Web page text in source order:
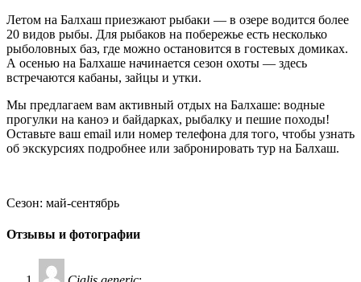
Летом на Балхаш приезжают рыбаки — в озере водится более
20 видов рыбы. Для рыбаков на побережье есть несколько
рыболовных баз, где можно остановится в гостевых домиках.
А осенью на Балхаше начинается сезон охоты — здесь
встречаются кабаны, зайцы и утки.
Мы предлагаем вам активный отдых на Балхаше: водные
прогулки на каноэ и байдарках, рыбалку и пешие походы!
Оставьте ваш email или номер телефона для того, чтобы узнать
об экскурсиях подробнее или забронировать тур на Балхаш.
Сезон: май-сентябрь
Отзывы и фотографии